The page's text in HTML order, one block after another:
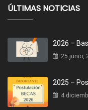
ÚLTIMAS NOTICIAS
2026 –
25 junio,
2025 –
4